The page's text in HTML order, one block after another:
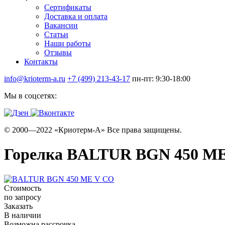
Сертификаты
Доставка и оплата
Вакансии
Статьи
Наши работы
Отзывы
Контакты
info@krioterm-a.ru +7 (499) 213-43-17 пн-пт: 9:30-18:00
Мы в соцсетях:
© 2000—2022 «Криотерм-А» Все права защищены.
Горелка BALTUR BGN 450
Стоимость
по запросу
Заказать
В наличии